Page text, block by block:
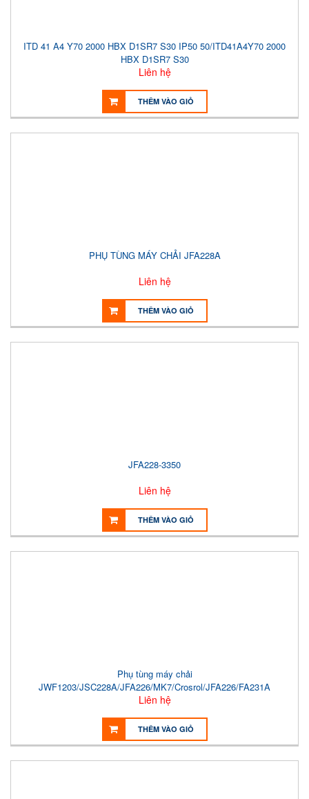
ITD 41 A4 Y70 2000 HBX D1SR7 S30 IP50 50/ITD41A4Y70 2000
HBX D1SR7 S30
Liên hệ
THÊM VÀO GIỎ
PHỤ TÙNG MÁY CHẢI JFA228A
Liên hệ
THÊM VÀO GIỎ
JFA228-3350
Liên hệ
THÊM VÀO GIỎ
Phụ tùng máy chải
JWF1203/JSC228A/JFA226/MK7/Crosrol/JFA226/FA231A
Liên hệ
THÊM VÀO GIỎ